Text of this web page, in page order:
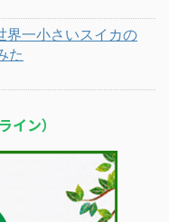
界一小さいスイカの
た
イン）